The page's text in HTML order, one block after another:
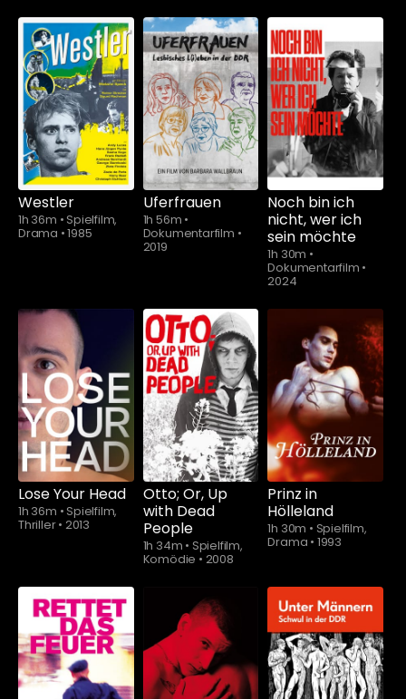
Westler
1h 36m • Spielfilm,
Drama •1985
Uferfrauen
1h 56m •
Dokumentarfilm •
2019
Schauen Sie
ab$5.90
Noch bin ich
nicht, wer ich
sein möchte
1h 30m •
Dokumentarfilm •
2024
Lose Your Head
1h 36m • Spielfilm,
Thriller• 2013
Schauen Sie
ab$5.90
Otto; Or, Up
with Dead
People
1h 34m • Spielfilm,
Komödie • 2008
Prinz in
Hölleland
1h 30m • Spielfilm,
Drama • 1993
Schauen Sie
ab
$5.90